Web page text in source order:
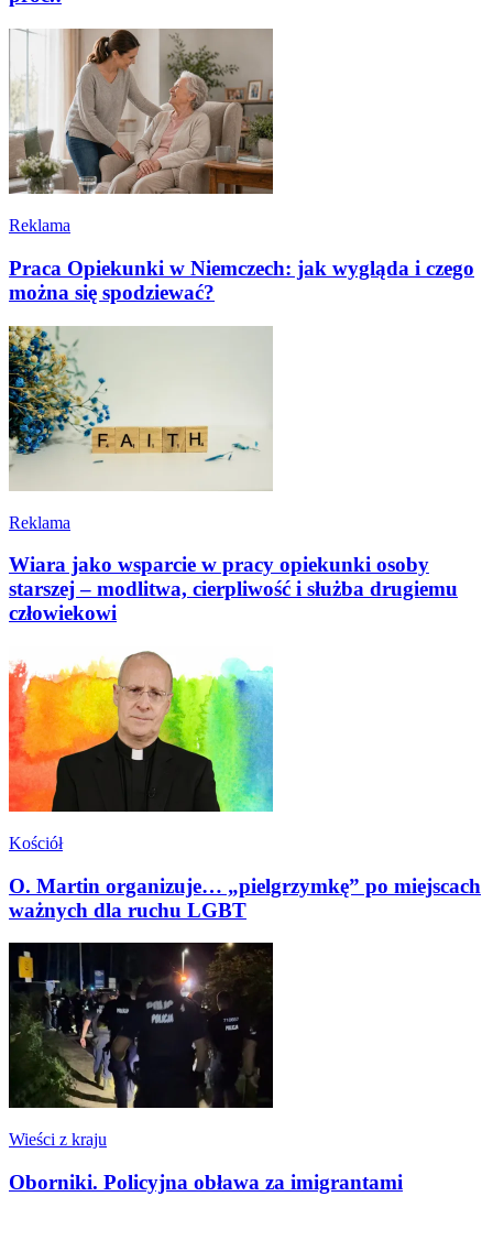
Reklama
Praca Opiekunki w Niemczech: jak wygląda i czego
można się spodziewać?
Reklama
Wiara jako wsparcie w pracy opiekunki osoby
starszej – modlitwa, cierpliwość i służba drugiemu
człowiekowi
Kościół
O. Martin organizuje… „pielgrzymkę” po miejscach
ważnych dla ruchu LGBT
Wieści z kraju
Oborniki. Policyjna obława za imigrantami